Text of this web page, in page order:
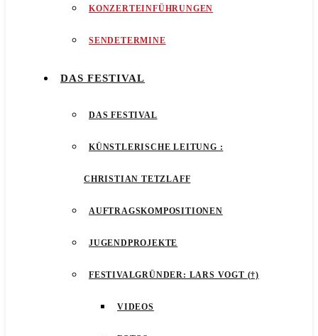
KONZERTEINFÜHRUNGEN
SENDETERMINE
DAS FESTIVAL
DAS FESTIVAL
KÜNSTLERISCHE LEITUNG :
CHRISTIAN TETZLAFF
AUFTRAGSKOMPOSITIONEN
JUGENDPROJEKTE
FESTIVALGRÜNDER: LARS VOGT (†)
VIDEOS